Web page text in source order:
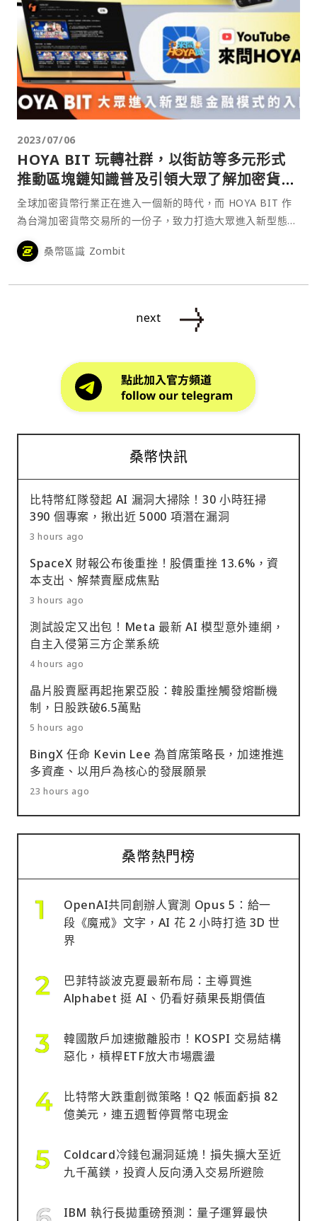
2023/07/06
HOYA BIT 玩轉社群，以街訪等多元形式
推動區塊鏈知識普及引領大眾了解加密貨幣
市場
全球加密貨幣行業正在進入一個新的時代，而 HOYA BIT 作
為台灣加密貨幣交易所的一份子，致力打造大眾進入新型態金
融模式的入口，通過其多元化的經營模式和強調加密貨幣落地
應用的理念，吸引了不少投資者及社群媒體用戶的關注。
桑幣區識 Zombit
next
桑幣快訊
比特幣紅隊發起 AI 漏洞大掃除！30 小時狂掃
390 個專案，揪出近 5000 項潛在漏洞
3 hours ago
SpaceX 財報公布後重挫！股價重挫 13.6%，資
本支出、解禁賣壓成焦點
3 hours ago
測試設定又出包！Meta 最新 AI 模型意外連網，
自主入侵第三方企業系統
4 hours ago
晶片股賣壓再起拖累亞股：韓股重挫觸發熔斷機
制，日股跌破6.5萬點
5 hours ago
BingX 任命 Kevin Lee 為首席策略長，加速推進
多資產、以用戶為核心的發展願景
23 hours ago
桑幣熱門榜
OpenAI共同創辦人實測 Opus 5：給一
段《魔戒》文字，AI 花 2 小時打造 3D 世
界
巴菲特談波克夏最新布局：主導買進
Alphabet 挺 AI、仍看好蘋果長期價值
韓國散戶加速撤離股市！KOSPI 交易結構
惡化，槓桿ETF放大市場震盪
比特幣大跌重創微策略！Q2 帳面虧損 82
億美元，連五週暫停買幣屯現金
Coldcard冷錢包漏洞延燒！損失擴大至近
九千萬鎂，投資人反向湧入交易所避險
IBM 執行長拋重磅預測：量子運算最快